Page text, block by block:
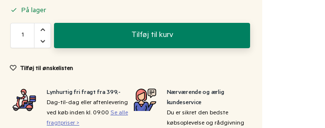
På lager
Tilføj til kurv
Tilføj til ønskelisten
Lynhurtig fri fragt fra 399,-
Dag-til-dag eller aftenlevering
ved køb inden kl. 09:00 Se alle
fragtpriser >
Nærværende og ærlig
kundeservice
Du er sikret den bedste
købsoplevelse og rådgivning